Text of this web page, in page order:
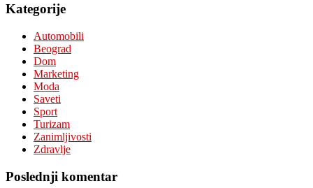
Kategorije
Automobili
Beograd
Dom
Marketing
Moda
Saveti
Sport
Turizam
Zanimljivosti
Zdravlje
Poslednji komentar